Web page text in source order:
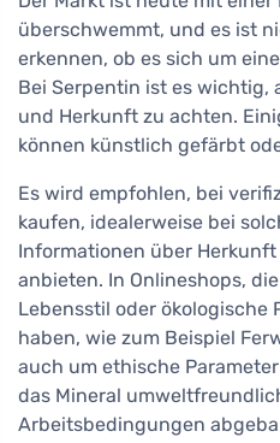
überschwemmt, und es ist
erkennen, ob es sich um
Bei Serpentin ist es wichtig,
und Herkunft zu achten.
können künstlich gefärbt
Es wird empfohlen, bei
kaufen, idealerweise bei
Informationen über
anbieten. In Onlineshops,
Lebensstil oder ökologische
haben, wie zum Beispiel
auch um ethische
das Mineral
Arbeitsbedingungen